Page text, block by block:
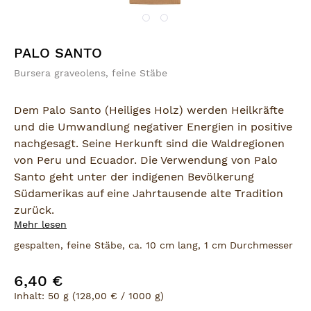
PALO SANTO
Bursera graveolens, feine Stäbe
Dem Palo Santo (Heiliges Holz) werden Heilkräfte
und die Umwandlung negativer Energien in positive
nachgesagt. Seine Herkunft sind die Waldregionen
von Peru und Ecuador. Die Verwendung von Palo
Santo geht unter der indigenen Bevölkerung
Südamerikas auf eine Jahrtausende alte Tradition
zurück.
In Peru unterliegt der Palo Santo Baum dem
Naturschutz - der Handel mit seinem Holz ist stark
stammt nur von umgefallenen Bäumen. Es erfüllt
die äußerst strengen Ausfuhrbestimmungen des
Mehr lesen
gespalten, feine Stäbe, ca. 10 cm lang, 1 cm Durchmesser
Regulärer Preis:
6,40 €
Inhalt: 50 g (128,00 € / 1000 g)